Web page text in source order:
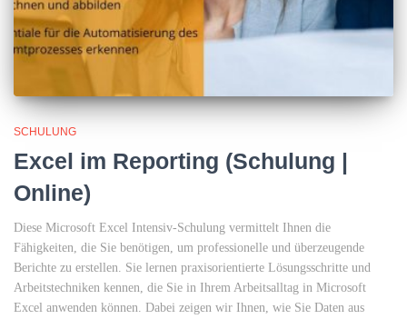
SCHULUNG
Excel im Reporting (Schulung |
Online)
Diese Microsoft Excel Intensiv-Schulung vermittelt Ihnen die
Fähigkeiten, die Sie benötigen, um professionelle und überzeugende
Berichte zu erstellen. Sie lernen praxisorientierte Lösungsschritte und
Arbeitstechniken kennen, die Sie in Ihrem Arbeitsalltag in Microsoft
Excel anwenden können. Dabei zeigen wir Ihnen, wie Sie Daten aus